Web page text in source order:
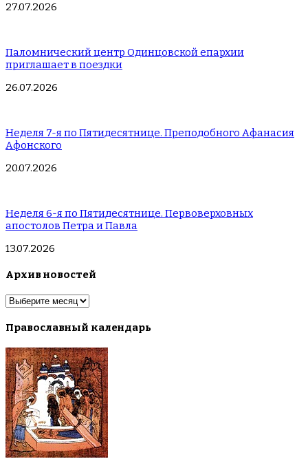
27.07.2026
Паломнический центр Одинцовской епархии
приглашает в поездки
26.07.2026
Неделя 7-я по Пятидесятнице. Преподобного Афанасия
Афонского
20.07.2026
Неделя 6-я по Пятидесятнице. Первоверховных
апостолов Петра и Павла
13.07.2026
Архив новостей
Архив
Православный календарь